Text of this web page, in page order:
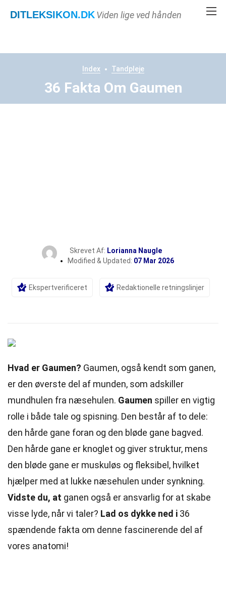
DITLEKSIKON.DKViden lige ved hånden
Index Tandpleje
36 Fakta Om Gaumen
Skrevet Af: Lorianna Naugle
Modified & Updated: 07 Mar 2026
Ekspertverificeret Redaktionelle retningslinjer
Hvad er Gaumen? Gaumen, også kendt som ganen,
er den øverste del af munden, som adskiller
mundhulen fra næsehulen. Gaumen spiller en vigtig
rolle i både tale og spisning. Den består af to dele:
den hårde gane foran og den bløde gane bagved.
Den hårde gane er knoglet og giver struktur, mens
den bløde gane er muskuløs og fleksibel, hvilket
hjælper med at lukke næsehulen under synkning.
Vidste du, at ganen også er ansvarlig for at skabe
visse lyde, når vi taler? Lad os dykke ned i 36
spændende fakta om denne fascinerende del af
vores anatomi!